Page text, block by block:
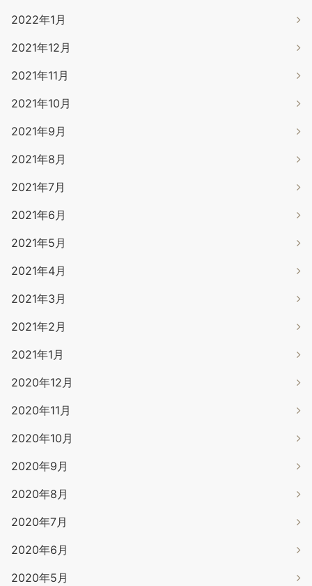
2022年1月
2021年12月
2021年11月
2021年10月
2021年9月
2021年8月
2021年7月
2021年6月
2021年5月
2021年4月
2021年3月
2021年2月
2021年1月
2020年12月
2020年11月
2020年10月
2020年9月
2020年8月
2020年7月
2020年6月
2020年5月